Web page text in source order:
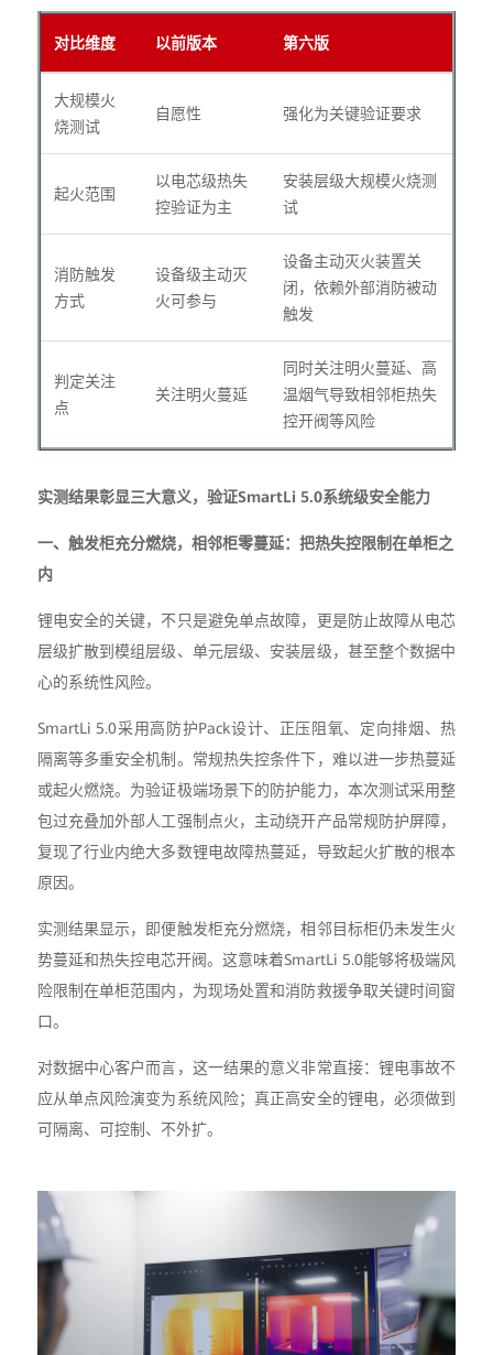
对比维度 以前版本 第六版
大规模火
烧测试
自愿性 强化为关键验证要求
起火范围
以电芯级热失
控验证为主
安装层级大规模火烧测
试
消防触发
方式
设备级主动灭
火可参与
设备主动灭火装置关
闭，依赖外部消防被动
触发
判定关注
点
关注明火蔓延
同时关注明火蔓延、高
温烟气导致相邻柜热失
控开阀等风险
实测结果彰显三大意义，验证SmartLi 5.0系统级安全能力
一、触发柜充分燃烧，相邻柜零蔓延：把热失控限制在单柜之
内
锂电安全的关键，不只是避免单点故障，更是防止故障从电芯
层级扩散到模组层级、单元层级、安装层级，甚至整个数据中
心的系统性风险。
SmartLi 5.0采用高防护Pack设计、正压阻氧、定向排烟、热
隔离等多重安全机制。常规热失控条件下，难以进一步热蔓延
或起火燃烧。为验证极端场景下的防护能力，本次测试采用整
包过充叠加外部人工强制点火，主动绕开产品常规防护屏障，
复现了行业内绝大多数锂电故障热蔓延，导致起火扩散的根本
原因。
实测结果显示，即便触发柜充分燃烧，相邻目标柜仍未发生火
势蔓延和热失控电芯开阀。这意味着SmartLi 5.0能够将极端风
险限制在单柜范围内，为现场处置和消防救援争取关键时间窗
口。
对数据中心客户而言，这一结果的意义非常直接：锂电事故不
应从单点风险演变为系统风险；真正高安全的锂电，必须做到
可隔离、可控制、不外扩。